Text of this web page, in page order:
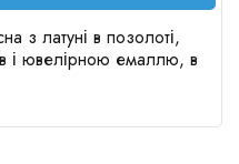
з латуні в позолоті,
і ювелірною емаллю, в